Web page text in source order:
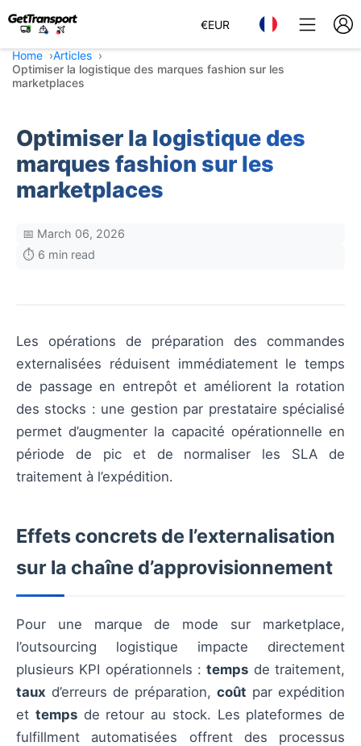
€EUR
Home
Articles
Optimiser la logistique des marques fashion sur les
marketplaces
Optimiser la logistique des
marques fashion sur les
marketplaces
📅 March 06, 2026
⏱️ 6 min read
Les opérations de préparation des commandes
externalisées réduisent immédiatement le temps
de passage en entrepôt et améliorent la rotation
des stocks : une gestion par prestataire spécialisé
permet d’augmenter la capacité opérationnelle en
période de pic et de normaliser les SLA de
traitement à l’expédition.
Effets concrets de l’externalisation
sur la chaîne d’approvisionnement
Pour une marque de mode sur marketplace,
l’outsourcing logistique impacte directement
plusieurs KPI opérationnels :temps de traitement,
taux d’erreurs de préparation, coût par expédition
et tempsde retour au stock. Les plateformes de
fulfillment automatisées offrent des processus